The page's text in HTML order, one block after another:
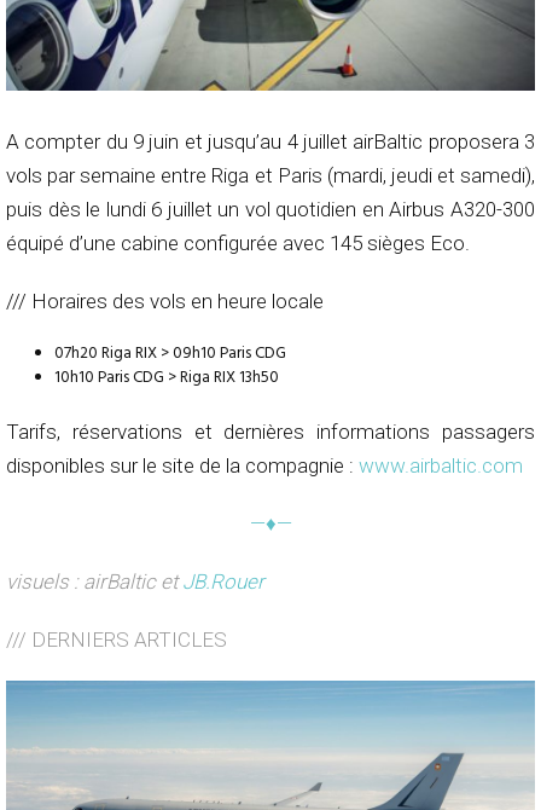
A compter du 9 juin et jusqu’au 4 juillet airBaltic proposera 3
vols par semaine entre Riga et Paris (mardi, jeudi et samedi),
puis dès le lundi 6 juillet un vol quotidien en Airbus A320-300
équipé d’une cabine configurée avec 145 sièges Eco.
/// Horaires des vols en heure locale
07h20 Riga RIX > 09h10 Paris CDG
10h10 Paris CDG > Riga RIX 13h50
Tarifs, réservations et dernières informations passagers
disponibles sur le site de la compagnie : www.airbaltic.com
—♦—
visuels : airBaltic etJB.Rouer
/// DERNIERS ARTICLES